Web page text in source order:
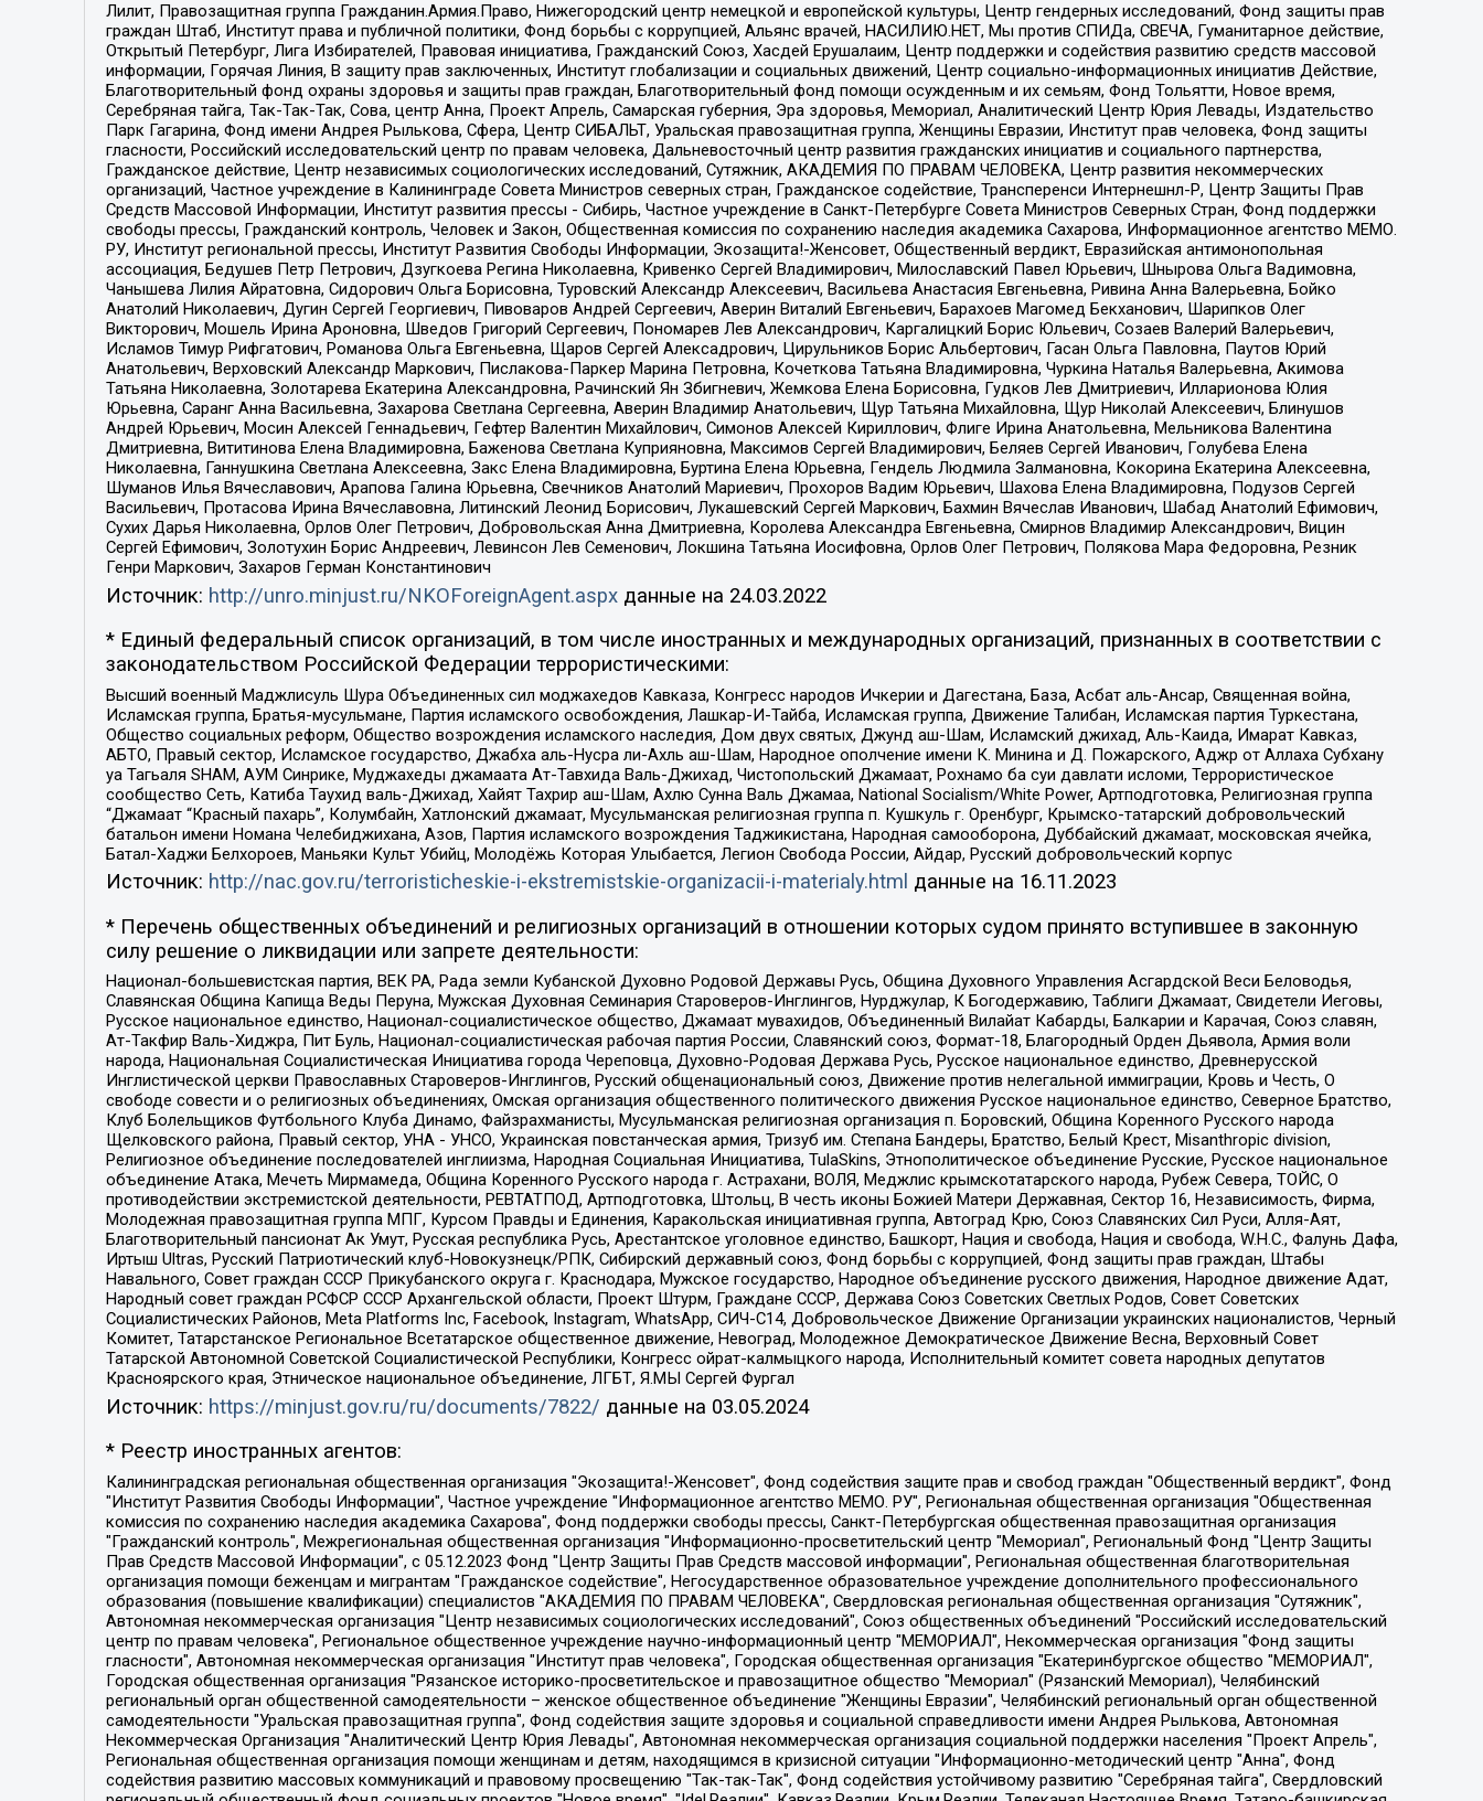
Лилит, Правозащитная группа Гражданин.Армия.Право, Нижегородский центр немецкой и европейской культуры, Центр гендерных исследований, Фонд защиты прав
граждан Штаб, Институт права и публичной политики, Фонд борьбы с коррупцией, Альянс врачей, НАСИЛИЮ.НЕТ, Мы против СПИДа, СВЕЧА, Гуманитарное действие,
Открытый Петербург, Лига Избирателей, Правовая инициатива, Гражданский Союз, Хасдей Ерушалаим, Центр поддержки и содействия развитию средств массовой
информации, Горячая Линия, В защиту прав заключенных, Институт глобализации и социальных движений, Центр социально-информационных инициатив Действие,
Благотворительный фонд охраны здоровья и защиты прав граждан, Благотворительный фонд помощи осужденным и их семьям, Фонд Тольятти, Новое время,
Серебряная тайга, Так-Так-Так, Сова, центр Анна, Проект Апрель, Самарская губерния, Эра здоровья, Мемориал, Аналитический Центр Юрия Левады, Издательство
Парк Гагарина, Фонд имени Андрея Рылькова, Сфера, Центр СИБАЛЬТ, Уральская правозащитная группа, Женщины Евразии, Институт прав человека, Фонд защиты
гласности, Российский исследовательский центр по правам человека, Дальневосточный центр развития гражданских инициатив и социального партнерства,
Гражданское действие, Центр независимых социологических исследований, Сутяжник, АКАДЕМИЯ ПО ПРАВАМ ЧЕЛОВЕКА, Центр развития некоммерческих
организаций, Частное учреждение в Калининграде Совета Министров северных стран, Гражданское содействие, Трансперенси Интернешнл-Р, Центр Защиты Прав
Средств Массовой Информации, Институт развития прессы - Сибирь, Частное учреждение в Санкт-Петербурге Совета Министров Северных Стран, Фонд поддержки
свободы прессы, Гражданский контроль, Человек и Закон, Общественная комиссия по сохранению наследия академика Сахарова, Информационное агентство МЕМО.
РУ, Институт региональной прессы, Институт Развития Свободы Информации, Экозащита!-Женсовет, Общественный вердикт, Евразийская антимонопольная
ассоциация, Бедушев Петр Петрович, Дзугкоева Регина Николаевна, Кривенко Сергей Владимирович, Милославский Павел Юрьевич, Шнырова Ольга Вадимовна,
Чанышева Лилия Айратовна, Сидорович Ольга Борисовна, Туровский Александр Алексеевич, Васильева Анастасия Евгеньевна, Ривина Анна Валерьевна, Бойко
Анатолий Николаевич, Дугин Сергей Георгиевич, Пивоваров Андрей Сергеевич, Аверин Виталий Евгеньевич, Барахоев Магомед Бекханович, Шарипков Олег
Викторович, Мошель Ирина Ароновна, Шведов Григорий Сергеевич, Пономарев Лев Александрович, Каргалицкий Борис Юльевич, Созаев Валерий Валерьевич,
Исламов Тимур Рифгатович, Романова Ольга Евгеньевна, Щаров Сергей Алексадрович, Цирульников Борис Альбертович, Гасан Ольга Павловна, Паутов Юрий
Анатольевич, Верховский Александр Маркович, Пислакова-Паркер Марина Петровна, Кочеткова Татьяна Владимировна, Чуркина Наталья Валерьевна, Акимова
Татьяна Николаевна, Золотарева Екатерина Александровна, Рачинский Ян Збигневич, Жемкова Елена Борисовна, Гудков Лев Дмитриевич, Илларионова Юлия
Юрьевна, Саранг Анна Васильевна, Захарова Светлана Сергеевна, Аверин Владимир Анатольевич, Щур Татьяна Михайловна, Щур Николай Алексеевич, Блинушов
Андрей Юрьевич, Мосин Алексей Геннадьевич, Гефтер Валентин Михайлович, Симонов Алексей Кириллович, Флиге Ирина Анатольевна, Мельникова Валентина
Дмитриевна, Вититинова Елена Владимировна, Баженова Светлана Куприяновна, Максимов Сергей Владимирович, Беляев Сергей Иванович, Голубева Елена
Николаевна, Ганнушкина Светлана Алексеевна, Закс Елена Владимировна, Буртина Елена Юрьевна, Гендель Людмила Залмановна, Кокорина Екатерина Алексеевна,
Шуманов Илья Вячеславович, Арапова Галина Юрьевна, Свечников Анатолий Мариевич, Прохоров Вадим Юрьевич, Шахова Елена Владимировна, Подузов Сергей
Васильевич, Протасова Ирина Вячеславовна, Литинский Леонид Борисович, Лукашевский Сергей Маркович, Бахмин Вячеслав Иванович, Шабад Анатолий Ефимович,
Сухих Дарья Николаевна, Орлов Олег Петрович, Добровольская Анна Дмитриевна, Королева Александра Евгеньевна, Смирнов Владимир Александрович, Вицин
Сергей Ефимович, Золотухин Борис Андреевич, Левинсон Лев Семенович, Локшина Татьяна Иосифовна, Орлов Олег Петрович, Полякова Мара Федоровна, Резник
Генри Маркович, Захаров Герман Константинович
Источник: http://unro.minjust.ru/NKOForeignAgent.aspxданные на 24.03.2022
* Единый федеральный список организаций, в том числе иностранных и международных организаций, признанных в соответствии с
законодательством Российской Федерации террористическими:
Высший военный Маджлисуль Шура Объединенных сил моджахедов Кавказа, Конгресс народов Ичкерии и Дагестана, База, Асбат аль-Ансар, Священная война,
Исламская группа, Братья-мусульмане, Партия исламского освобождения, Лашкар-И-Тайба, Исламская группа, Движение Талибан, Исламская партия Туркестана,
Общество социальных реформ, Общество возрождения исламского наследия, Дом двух святых, Джунд аш-Шам, Исламский джихад, Аль-Каида, Имарат Кавказ,
АБТО, Правый сектор, Исламское государство, Джабха аль-Нусра ли-Ахль аш-Шам, Народное ополчение имени К. Минина и Д. Пожарского, Аджр от Аллаха Субхану
уа Тагьаля SHAM, АУМ Синрике, Муджахеды джамаата Ат-Тавхида Валь-Джихад, Чистопольский Джамаат, Рохнамо ба суи давлати исломи, Террористическое
сообщество Сеть, Катиба Таухид валь-Джихад, Хайят Тахрир аш-Шам, Ахлю Сунна Валь Джамаа, National Socialism/White Power, Артподготовка, Религиозная группа
“Джамаат “Красный пахарь”, Колумбайн, Хатлонский джамаат, Мусульманская религиозная группа п. Кушкуль г. Оренбург, Крымско-татарский добровольческий
батальон имени Номана Челебиджихана, Азов, Партия исламского возрождения Таджикистана, Народная самооборона, Дуббайский джамаат, московская ячейка,
Батал-Хаджи Белхороев, Маньяки Культ Убийц, Молодёжь Которая Улыбается, Легион Свобода России, Айдар, Русский добровольческий корпус
Источник: http://nac.gov.ru/terroristicheskie-i-ekstremistskie-organizacii-i-materialy.html данные на 16.11.2023
* Перечень общественных объединений и религиозных организаций в отношении которых судом принято вступившее в законную
силу решение о ликвидации или запрете деятельности:
Национал-большевистская партия, ВЕК РА, Рада земли Кубанской Духовно Родовой Державы Русь, Община Духовного Управления Асгардской Веси Беловодья,
Славянская Община Капища Веды Перуна, Мужская Духовная Семинария Староверов-Инглингов, Нурджулар, К Богодержавию, Таблиги Джамаат, Свидетели Иеговы,
Русское национальное единство, Национал-социалистическое общество, Джамаат мувахидов, Объединенный Вилайат Кабарды, Балкарии и Карачая, Союз славян,
Ат-Такфир Валь-Хиджра, Пит Буль, Национал-социалистическая рабочая партия России, Славянский союз, Формат-18, Благородный Орден Дьявола, Армия воли
народа, Национальная Социалистическая Инициатива города Череповца, Духовно-Родовая Держава Русь, Русское национальное единство, Древнерусской
Инглистической церкви Православных Староверов-Инглингов, Русский общенациональный союз, Движение против нелегальной иммиграции, Кровь и Честь, О
свободе совести и о религиозных объединениях, Омская организация общественного политического движения Русское национальное единство, Северное Братство,
Клуб Болельщиков Футбольного Клуба Динамо, Файзрахманисты, Мусульманская религиозная организация п. Боровский, Община Коренного Русского народа
Щелковского района, Правый сектор, УНА - УНСО, Украинская повстанческая армия, Тризуб им. Степана Бандеры, Братство, Белый Крест, Misanthropic division,
Религиозное объединение последователей инглиизма, Народная Социальная Инициатива, TulaSkins, Этнополитическое объединение Русские, Русское национальное
объединение Атака, Мечеть Мирмамеда, Община Коренного Русского народа г. Астрахани, ВОЛЯ, Меджлис крымскотатарского народа, Рубеж Севера, ТОЙС, О
противодействии экстремистской деятельности, РЕВТАТПОД, Артподготовка, Штольц, В честь иконы Божией Матери Державная, Сектор 16, Независимость, Фирма,
Молодежная правозащитная группа МПГ, Курсом Правды и Единения, Каракольская инициативная группа, Автоград Крю, Союз Славянских Сил Руси, Алля-Аят,
Благотворительный пансионат Ак Умут, Русская республика Русь, Арестантское уголовное единство, Башкорт, Нация и свобода, Нация и свобода, W.H.С., Фалунь Дафа,
Иртыш Ultras, Русский Патриотический клуб-Новокузнецк/РПК, Сибирский державный союз, Фонд борьбы с коррупцией, Фонд защиты прав граждан, Штабы
Навального, Совет граждан СССР Прикубанского округа г. Краснодара, Мужское государство, Народное объединение русского движения, Народное движение Адат,
Народный совет граждан РСФСР СССР Архангельской области, Проект Штурм, Граждане СССР, Держава Союз Советских Светлых Родов, Совет Советских
Социалистических Районов, Meta Platforms Inc, Facebook, Instagram, WhatsApp, СИЧ-С14, Добровольческое Движение Организации украинских националистов, Черный
Комитет, Татарстанское Региональное Всетатарское общественное движение, Невоград, Молодежное Демократическое Движение Весна, Верховный Совет
Татарской Автономной Советской Социалистической Республики, Конгресс ойрат-калмыцкого народа, Исполнительный комитет совета народных депутатов
Красноярского края, Этническое национальное объединение, ЛГБТ, Я.МЫ Сергей Фургал
Источник: https://minjust.gov.ru/ru/documents/7822/ данные на 03.05.2024
* Реестр иностранных агентов:
Калининградская региональная общественная организация "Экозащита!-Женсовет", Фонд содействия защите прав и свобод граждан "Общественный вердикт", Фонд "Институт Развития Свободы Информации", Частное учреждение "Информационное агентство МЕМО. РУ", Региональная общественная организация "Общественная комиссия по сохранению наследия академика Сахарова", Фонд поддержки свободы прессы, Санкт-Петербургская общественная правозащитная организация "Гражданский контроль", Межрегиональная общественная организация "Информационно-просветительский центр "Мемориал", Региональный Фонд "Центр Защиты Прав Средств Массовой Информации", с 05.12.2023 Фонд "Центр Защиты Прав Средств массовой информации", Региональная общественная благотворительная организация помощи беженцам и мигрантам "Гражданское содействие", Негосударственное образовательное учреждение дополнительного профессионального образования (повышение квалификации) специалистов "АКАДЕМИЯ ПО ПРАВАМ ЧЕЛОВЕКА", Свердловская региональная общественная организация "Сутяжник", Автономная некоммерческая организация "Центр независимых социологических исследований", Союз общественных объединений "Российский исследовательский центр по правам человека", Региональное общественное учреждение научно-информационный центр "МЕМОРИАЛ", Некоммерческая организация "Фонд защиты гласности", Автономная некоммерческая организация "Институт прав человека", Городская общественная организация "Екатеринбургское общество "МЕМОРИАЛ", Городская общественная организация "Рязанское историко-просветительское и правозащитное общество "Мемориал" (Рязанский Мемориал), Челябинский региональный орган общественной самодеятельности – женское общественное объединение "Женщины Евразии", Челябинский региональный орган общественной самодеятельности "Уральская правозащитная группа", Фонд содействия защите здоровья и социальной справедливости имени Андрея Рылькова, Автономная Некоммерческая Организация "Аналитический Центр Юрия Левады", Автономная некоммерческая организация социальной поддержки населения "Проект Апрель", Региональная общественная организация помощи женщинам и детям, находящимся в кризисной ситуации "Информационно-методический центр "Анна", Фонд содействия развитию массовых коммуникаций и правовому просвещению "Так-так-Так", Фонд содействия устойчивому развитию "Серебряная тайга", Свердловский региональный общественный фонд социальных проектов "Новое время", "Idel.Реалии", Кавказ.Реалии, Крым.Реалии, Телеканал Настоящее Время, Татаро-башкирская служба Радио Свобода (Azatliq Radiosi), Радио Свободная Европа/Радио Свобода (PCE/PC), "Сибирь.Реалии", "Фактограф", Благотворительный фонд помощи осужденным и их семьям, Автономная некоммерческая организация "Институт глобализации и социальных движений", Фонд "В защиту прав заключенных", Частное учреждение "Центр поддержки и содействия развитию средств массовой информации", Пензенский региональный общественный благотворительный фонд "Гражданский союз", "Север.Реалии", Некоммерческая организация Фонд "Правовая инициатива", Общество с ограниченной ответственностью "Радио Свободная Европа/Радио Свобода", Чешское информационное агентство "MEDIUM-ORIENT", Красноярская региональная общественная организация "Мы против СПИДа", Камалягин Денис Николаевич, Маркелов Сергей Евгеньевич, Пономарев Лев Александрович, Савицкая Людмила Алексеевна, Автономная некоммерческая организация "Центр по работе с проблемой насилия "НАСИЛИЮ.НЕТ", Межрегиональный профессиональный союз работников здравоохранения "Альянс врачей", Юридическое лицо, зарегистрированное в Латвийской Республике, SIA "Medusa Project" (регистрационный номер 40103797863, дата регистрации 10.06.2014), Некоммерческая организация "Фонд по борьбе с коррупцией", Автономная некоммерческая организация "Институт права и публичной политики", Баданин Роман Сергеевич, Гликин Максим Александрович, Железнова Мария Михайловна, Лукьянова Юлия Сергеевна, Маетная Елизавета Витальевна, Маняхин Петр Борисович, Чуракова Ольга Владимировна, Ярош Юлия Петровна, Юридическое лицо "The Insider SIA", зарегистрированное в Риге, Латвийская Республика (дата регистрации 26.06.2015), являющееся администратором доменного имени интернет-издания "The Insider SIA", https://theins.ru, Постернак Алексей Евгеньевич, Рубин Михаил Аркадьевич, Анин Роман Александрович, Юридическое лицо Istories fonds, зарегистрированное в Латвийской Республике (регистрационный номер 50008295751, дата регистрации 24.02.2020), Великовский Дмитрий Александрович, Долинина Ирина Николаевна, Мароховская Алеся Алексеевна, Шлейнов Роман Юрьевич, Шмагун Олеся Валентиновна, Общество с ограниченной ответственностью "Альтаир 2021", Общество с ограниченной ответственностью "Вега 2021", Общество с ограниченной ответственностью "Главный редактор 2021", Общество с ограниченной ответственностью "Ромашки монолит", Важенков Артем Валерьевич, Ивановская областная общественная организация "Центр гендерных исследований", Гурман Юрий Альбертович, Медиапроект "ОВД-Инфо", Егоров Владимир Владимирович, Жилинский Владимир Александрович, Общество с ограниченной ответственностью "ЗП", Иванова София Юрьевна, Карезина Инна Павловна, Кильтау Екатерина Викторовна, Петров Алексей Викторович, Пискунов Сергей Евгеньевич, Смирнов Сергей Сергеевич, Тихонов Михаил Сергеевич, Общество с ограниченной ответственностью "ЖУРНАЛИСТ-ИНОСТРАННЫЙ АГЕНТ", Арапова Галина Юрьевна, Вольтская Татьяна Анатольевна, Американская компания "Mason G.E.S. Anonymous Foundation" (США), являющаяся владельцем интернет-издания https://mnews.world/, Компания "Stichting Bellingcat", зарегистрированная в Нидерландах (дата регистрации 11.07.2018), Захаров Андрей Вячеславович, Клепиковская Екатерина Дмитриевна, Общество с ограниченной ответственностью "МЕМО", Перл Роман Александрович, Симонов Евгений Алексеевич, Соловьева Елена Анатольевна, Сотников Даниил Владимирович, Сурначева Елизавета Дмитриевна, Автономная некоммерческая организация по защите прав человека и информированию населения "Якутия – Наше Мнение", Общество с ограниченной ответственностью "Москоу диджитал медиа", с 26.01.2023 Общество с ограниченной ответственностью "Чайка Белые сады", Ветошкина Валерия Валерьевна, Заговора Максим Александрович, Межрегиональное общественное движение "Российская ЛГБТ - сеть", Оленичев Максим Владимирович, Павлов Иван Юрьевич, Скворцова Елена Сергеевна, Общество с ограниченной ответственностью "Как бы инагент", Кочетков Игорь Викторович, Общество с ограниченной ответственностью "Честные выборы", Еланчик Олег Александрович, Общество с ограниченной ответственностью "Нобелевский призыв", Гималова Регина Эмилевна, Григорьев Андрей Валерьевич, Григорьева Алина Александровна, Ассоциация по содействию защите прав призывников, альтернативнослужащих и военнослужащих "Правозащитная группа "Гражданин.Армия.Право", Хисамова Регина Фаритовна, Автономная некоммерческая организация по реализации социально-правовых программ "Лилит", Дальневосточное общественное движение "Маяк", Санкт-Петербургская ЛГБТ-инициативная группа "Выход", Инициативная группа ЛГБТ+ "Реверс", Алексеев Андрей Викторович, Бекбулатова Таисия Львовна, Беляев Иван Михайлович, Владыкина Елена Сергеевна, Гельман Марат Александрович, Никульшина Вероника Юрьевна, Толоконникова Надежда Андреевна, Шендерович Виктор Анатольевич, Общество с ограниченной ответственностью "Данное сообщение", Общество с ограниченной ответственностью Издательский дом "Новая глава", Айнбиндер Александра Александровна, Московский комьюнити-центр для ЛГБТ+инициатив, Благотворительный фонд развития филантропии, Deutsche Welle (Германия, Kurt-Schumacher-Strasse 3, 53113 Bonn), Борзунова Мария Михайловна, Воробьев Виктор Викторович, Голубева Анна Львовна, Константинова Алла Михайловна, Малкова Ирина Владимировна, Мурадов Мурад Абдулгалимович, Осетинская Елизавета Николаевна, Понасенков Евгений Николаевич, Ганапольский Матвей Юрьевич, Киселев Евгений Алексеевич, Борухович Ирина Григорьевна, Дремин Иван Тимофеевич, Дубровский Дмитрий Викторович, Красноярская региональная общественная организация поддержки и развития альтернативных образовательных технологий и межкультурных коммуникаций "ИНТЕРРА", Маяковская Екатерина Алексеевна, Фейгин Марк Захарович, Филимонов Андрей Викторович, Дзугкоева Регина Николаевна, Доброхотов Роман Александрович, Дудь Юрий Александрович, Елкин Сергей Владимирович, Кругликов Кирилл Игоревич, Сабунаева Мария Леонидовна, Семенов Алексей Владимирович, Шаинян Карен Багратович, Шульман Екатерина Михайловна, Асафьев Артур Валерьевич, Вахштайн Виктор Семенович, Венедиктов Алексей Алексеевич, Лушникова Екатерина Евгеньевна, Волков Леонид Михайлович, Невзоров Александр Глебович, Пархоменко Сергей Борисович, Сироткин Ярослав Николаевич, Кара-Мурза Владимир Владимирович, Баранова Наталья Владимировна, Гозман Леонид Яковлевич, Кагарлицкий Борис Юльевич, Климарев Михаил Валерьевич, Милов Владимир Станиславович, Автономная некоммерческая организация Краснодарский центр современного искусства "Типография", Моргенштерн Алишер Тагирович, Соболь Любовь Эдуардовна, Общество с ограниченной ответственностью "ЛИЗА НОРМ", Каспаров Гарри Кимович, Ходорковский Михаил Борисович, Общество с ограниченной ответственностью "Апрельские тезисы", Данилович Ирина Брониславовна, Кашин Олег Владимирович, Петров Николай Владимирович, Пивоваров Алексей Владимирович, Соколов Михаил Владимирович, Цветкова Юлия Владимировна, Чичваркин Евгений Александрович, Комитет против пыток/Команда против пыток, Общество с ограниченной ответственностью "Первый научный", Общество с ограниченной ответственностью "Вертолет и ко", Белоцерковская Вероника Борисовна, Кац Максим Евгеньевич, Лазарева Татьяна Юрьевна, Шаведдинов Руслан Табризович, Яшин Илья Валерьевич, Общество с ограниченной ответственностью "Иноагент ААВ", Алешковский Дмитрий Петрович, Альбац Евгения Марковна, Быков Дмитрий Львович, Галямина Юлия Евгеньевна, Лойко Сергей Леонидович, Мартынов Кирилл Константинович, Медведев Сергей Александрович, Крашенинников Федор Геннадиевич, Гордеева Катерина Вл